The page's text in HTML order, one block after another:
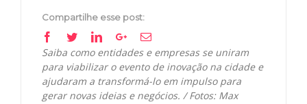
Compartilhe esse post:
Facebook
TwitterLinkedinGoogle+Email
Saiba como entidades e empresas se uniram
para viabilizar o evento de inovação na cidade e
ajudaram a transformá-lo em impulso para
gerar novas ideias e negócios. / Fotos: Max